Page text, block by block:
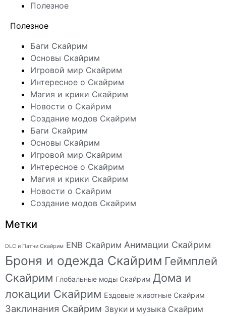
Полезное
Полезное
Баги Скайрим
Основы Скайрим
Игровой мир Скайрим
Интересное о Скайрим
Магия и крики Скайрим
Новости о Скайрим
Создание модов Скайрим
Баги Скайрим
Основы Скайрим
Игровой мир Скайрим
Интересное о Скайрим
Магия и крики Скайрим
Новости о Скайрим
Создание модов Скайрим
Метки
DLC и Патчи Скайрим ENB Скайрим Анимации Скайрим
Броня и одежда Скайрим Геймплей
Скайрим Глобальные моды Скайрим Дома и
локации Скайрим Ездовые животные Скайрим
Заклинания Скайрим Звуки и музыка Скайрим